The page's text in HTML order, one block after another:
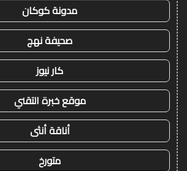
مدونة كوكان
صحيفة نهج
كار نيوز
موقع خبرة التقني
أناقة أنثى
متورخ